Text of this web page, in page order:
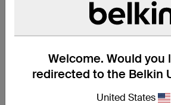
Welcome. Would you
redirected to the Belkin
United States